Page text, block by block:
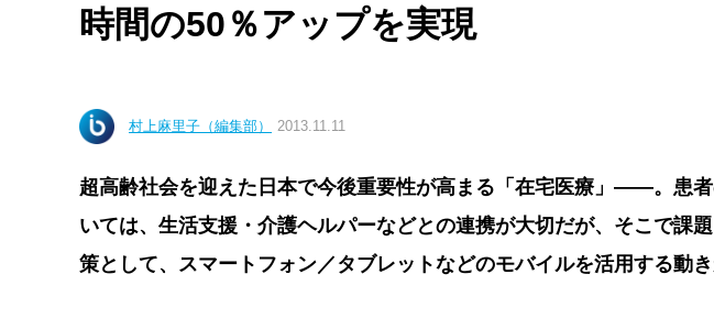
時間の50％アップを実現
村上麻里子（編集部） 2013.11.11
超高齢社会を迎えた日本で今後重要性が高まる「在宅医療」――。患
いては、生活支援・介護ヘルパーなどとの連携が大切だが、そこで課
策として、スマートフォン／タブレットなどのモバイルを活用する動き